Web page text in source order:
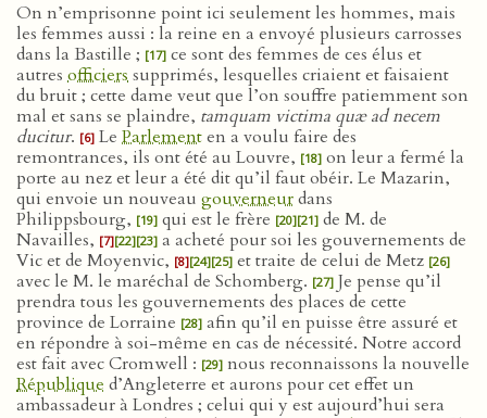
On n’emprisonne point ici seulement les hommes, mais
les femmes aussi : la reine en a envoyé plusieurs carrosses
dans la Bastille ; [17] ce sont des femmes de ces élus et
autres officierssupprimés, lesquelles criaient et faisaient
du bruit ; cette dame veut que l’on souffre patiemment son
mal et sans se plaindre, tamquam victima quæ ad necem
ducitur. [6] Le Parlementen a voulu faire des
remontrances, ils ont été au Louvre, [18] on leur a fermé la
porte au nez et leur a été dit qu’il faut obéir. Le Mazarin,
qui envoie un nouveau gouverneurdans
Philippsbourg, [19] qui est le frère [20][21] de M. de
Navailles, [7][22][23] a acheté pour soi les gouvernements de
Vic et de Moyenvic, [8][24][25] et traite de celui de Metz [26]
avec le M. le maréchal de Schomberg. [27] Je pense qu’il
prendra tous les gouvernements des places de cette
province de Lorraine [28] afin qu’il en puisse être assuré et
en répondre à soi-même en cas de nécessité. Notre accord
est fait avec Cromwell : [29] nous reconnaissons la nouvelle
République d’Angleterre et aurons pour cet effet un
ambassadeur à Londres ; celui qui y est aujourd’hui sera